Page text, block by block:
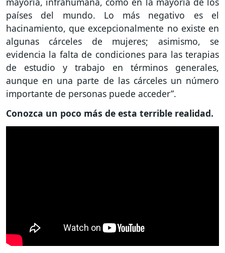
países del mundo. Lo más negativo es el
hacinamiento, que excepcionalmente no existe en
algunas cárceles de mujeres; asimismo, se
evidencia la falta de condiciones para las terapias
de estudio y trabajo en términos generales,
aunque en una parte de las cárceles un número
importante de personas puede acceder”.
Conozca un poco más de esta terrible realidad.